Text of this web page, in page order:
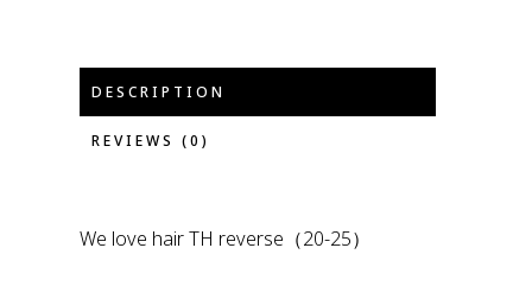
DESCRIPTION
REVIEWS (0)
We love hair TH reverse（20-25）